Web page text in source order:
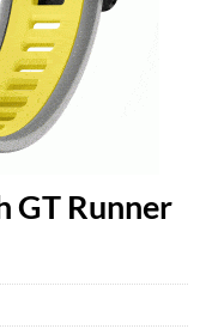
GT Runner